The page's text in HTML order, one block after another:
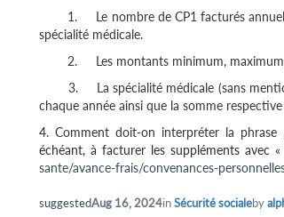
1.
Le nombre de CP1 facturés
spécialité médicale.
2.
Les montants minimum,
3.
La spécialité médicale (sans
chaque année ainsi que la somme
4. Comment doit-on interpréter la phrase
échéant, à facturer les suppléments avec
sante/avance-frais/convenances-
suggestedAug 16, 2024inSécurité socialeby